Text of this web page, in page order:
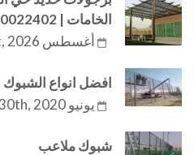
الخامات | 0500022402
أغسطس 1st, 2026
افضل انواع الشبوك
يونيو 30th, 2020
شبوك ملاعب